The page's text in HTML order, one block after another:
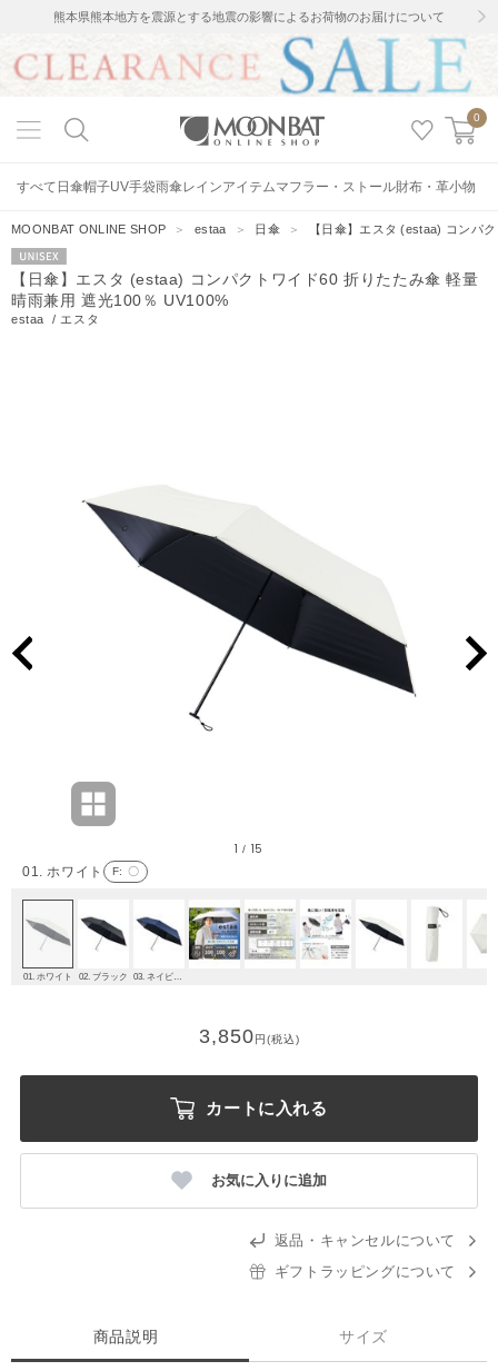
熊本県熊本地方を震源とする地震の影響によるお荷物のお届けについて
0
すべて 日傘帽子UV手袋雨傘レインアイテムマフラー・ストール財布・革小物
MOONBAT ONLINE SHOP ＞estaa ＞ 日傘 ＞ 【日傘】エスタ (estaa) コンパ
UNISEX
【日傘】エスタ (estaa) コンパクトワイド60 折りたたみ傘 軽量
晴雨兼用 遮光100％ UV100%
estaa / エスタ
01. ホワイト F: 〇
1 / 15
01. ホワイト 02. ブラック
3,850円(税込)
カートに入れる
お気に入りに追加
返品・キャンセルについて
ギフトラッピングについて
商品説明 サイズ